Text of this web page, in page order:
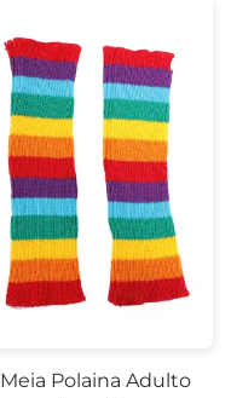
Meia Polaina Adulto